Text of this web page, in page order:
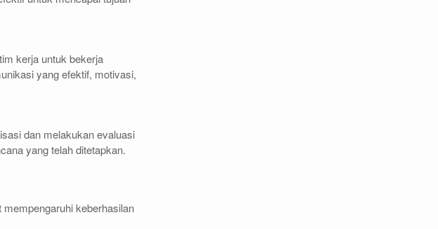
kerja untuk bekerja
yang efektif, motivasi,
dan melakukan evaluasi
yang telah ditetapkan.
keberhasilan